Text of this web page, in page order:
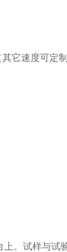
其它速度可定
。试样与试